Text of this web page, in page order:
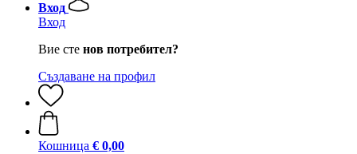
Вход
Вход
Вие сте нов потребител?
Създаване на профил
Кошница € 0,00